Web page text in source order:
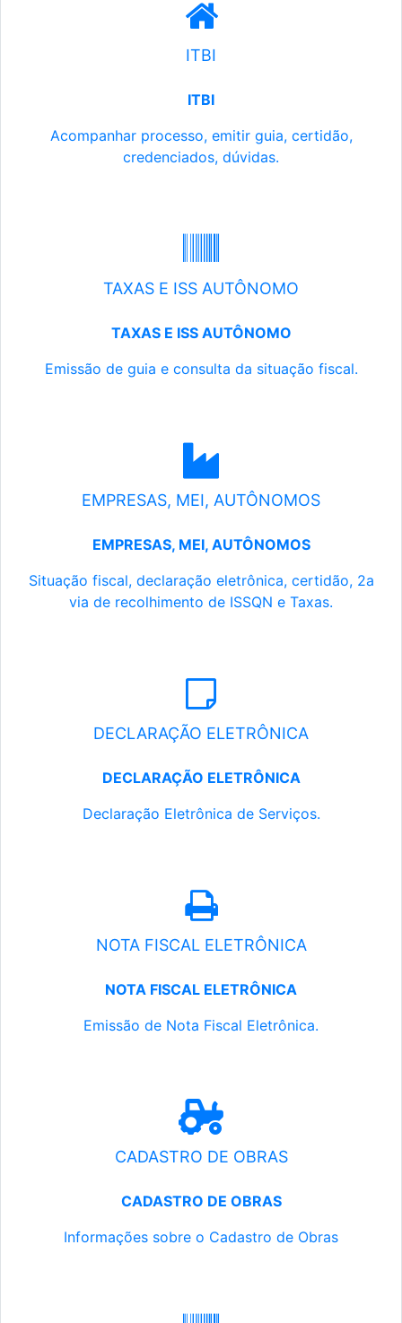
ITBI
ITBI
Acompanhar processo, emitir guia, certidão,
credenciados, dúvidas.
TAXAS E ISS AUTÔNOMO
TAXAS E ISS AUTÔNOMO
Emissão de guia e consulta da situação fiscal.
EMPRESAS, MEI, AUTÔNOMOS
EMPRESAS, MEI, AUTÔNOMOS
Situação fiscal, declaração eletrônica, certidão, 2a
via de recolhimento de ISSQN e Taxas.
DECLARAÇÃO ELETRÔNICA
DECLARAÇÃO ELETRÔNICA
Declaração Eletrônica de Serviços.
NOTA FISCAL ELETRÔNICA
NOTA FISCAL ELETRÔNICA
Emissão de Nota Fiscal Eletrônica.
CADASTRO DE OBRAS
CADASTRO DE OBRAS
Informações sobre o Cadastro de Obras